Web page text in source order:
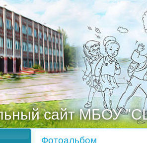
сайт МБОУ
Фотоальбом